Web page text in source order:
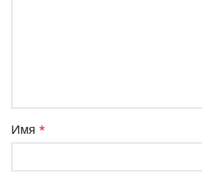
Имя *